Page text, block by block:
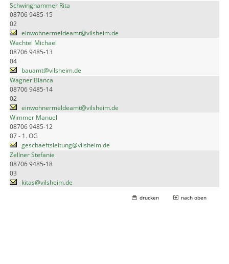
Schwinghammer Rita
08706 9485-15
02
einwohnermeldeamt@vilsheim.de
Wachtel Michael
08706 9485-13
04
bauamt@vilsheim.de
Wagner Bianca
08706 9485-14
02
einwohnermeldeamt@vilsheim.de
Wimmer Manuel
08706 9485-12
07 - 1. OG
geschaeftsleitung@vilsheim.de
Zellner Stefanie
08706 9485-18
03
kitas@vilsheim.de
drucken nach oben